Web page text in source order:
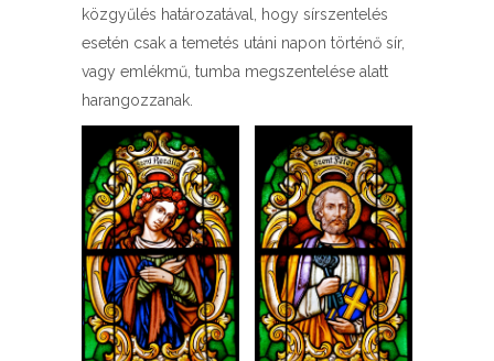
közgyűlés határozatával, hogy sírszentelés
esetén csak a temetés utáni napon történő sír,
vagy emlékmű, tumba megszentelése alatt
harangozzanak.